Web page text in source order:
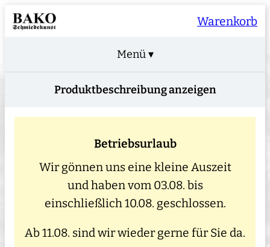
Warenkorb
Menü ▾
Produktbeschreibung anzeigen
Betriebsurlaub
Wir gönnen uns eine kleine Auszeit
und haben vom 03.08. bis
einschließlich 10.08. geschlossen.
Ab 11.08. sind wir wieder gerne für Sie da.